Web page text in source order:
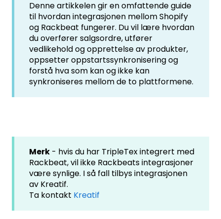
Denne artikkelen gir en omfattende guide
til hvordan integrasjonen mellom Shopify
og Rackbeat fungerer. Du vil lære hvordan
du overfører salgsordre, utfører
vedlikehold og opprettelse av produkter,
oppsetter oppstartssynkronisering og
forstå hva som kan og ikke kan
synkroniseres mellom de to plattformene.
Merk - hvis du har TripleTex integrert med
Rackbeat, vil ikke Rackbeats integrasjoner
være synlige. I så fall tilbys integrasjonen
av Kreatif.
Ta kontakt Kreatif